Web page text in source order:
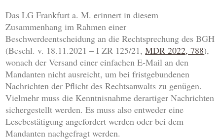
Das LG Frankfurt a. M. erinnert in diesem
Zusammenhang im Rahmen einer
Beschwerdeentscheidung an die Rechtsprechung des BGH
(Beschl. v. 18.11.2021 – I ZR 125/21,MDR 2022, 788),
wonach der Versand einer einfachen E-Mail an den
Mandanten nicht ausreicht, um bei fristgebundenen
Nachrichten der Pflicht des Rechtsanwalts zu genügen.
Vielmehr muss die Kenntnisnahme derartiger Nachrichten
sichergestellt werden. Es muss also entweder eine
Lesebestätigung angefordert werden oder bei dem
Mandanten nachgefragt werden.